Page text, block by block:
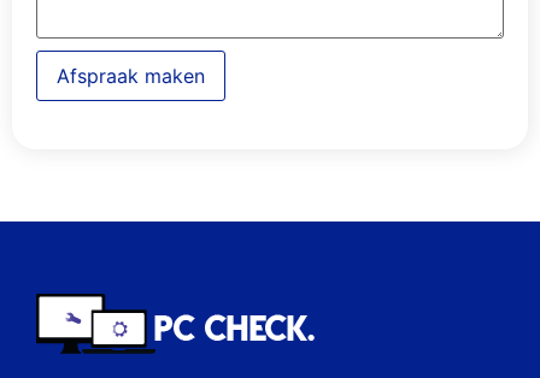
Afspraak maken